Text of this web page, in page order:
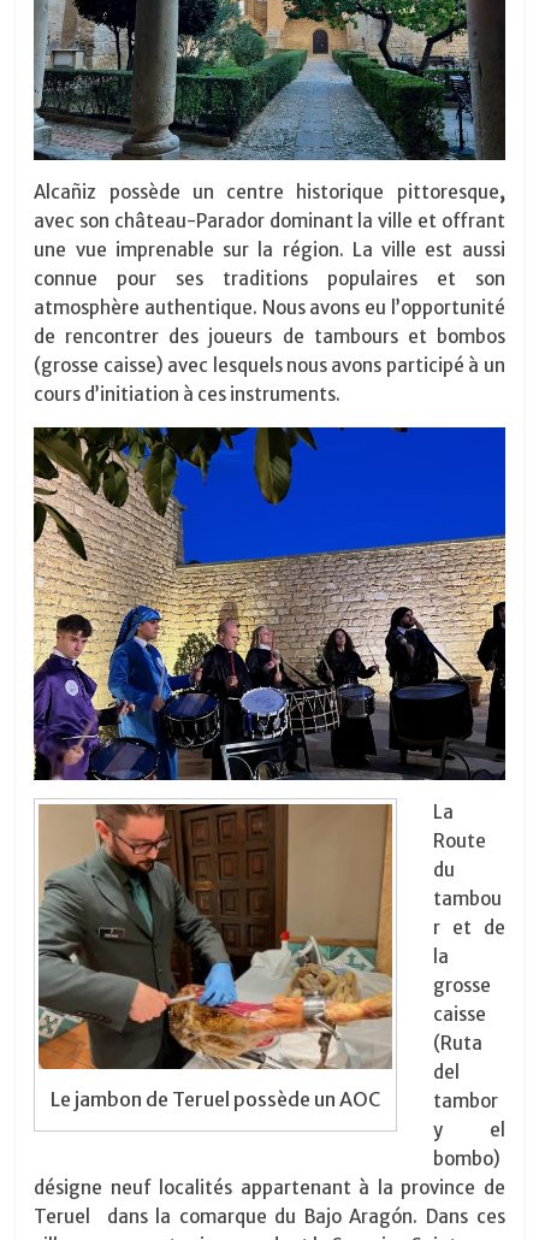
Alcañiz possède un centre historique pittoresque,
avec son château-Parador dominant la ville et offrant
une vue imprenable sur la région. La ville est aussi
connue pour ses traditions populaires et son
atmosphère authentique. Nous avons eu l’opportunité
de rencontrer des joueurs de tambours et bombos
(grosse caisse) avec lesquels nous avons participé à un
cours d’initiation à ces instruments.
Le jambon de Teruel possède un AOC
La
Route
du
tambou
r et de
la
grosse
caisse
(Ruta
del
tambor
y el
bombo)
désigne neuf localités appartenant à la province de
Teruel dans la comarque du Bajo Aragón. Dans ces